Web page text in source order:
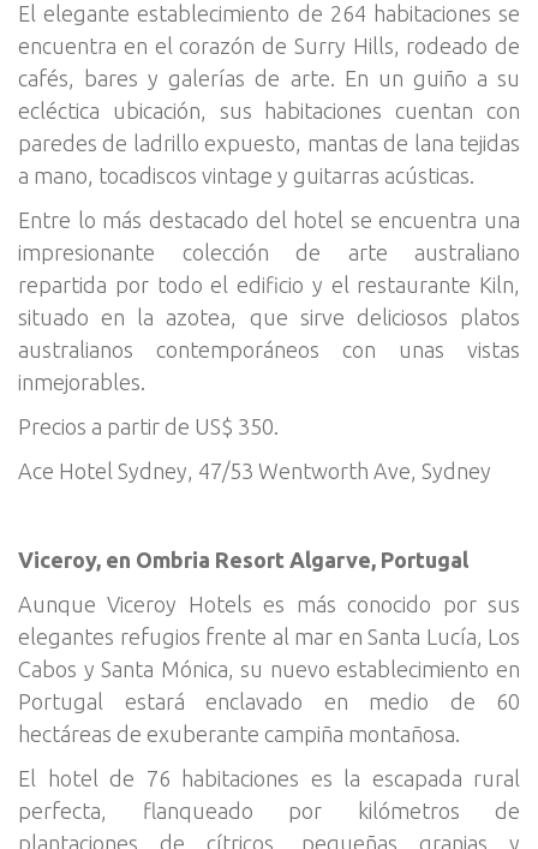
El elegante establecimiento de 264 habitaciones se
encuentra en el corazón de Surry Hills, rodeado de
cafés, bares y galerías de arte. En un guiño a su
ecléctica ubicación, sus habitaciones cuentan con
paredes de ladrillo expuesto, mantas de lana tejidas
a mano, tocadiscos vintage y guitarras acústicas.
Entre lo más destacado del hotel se encuentra una
impresionante colección de arte australiano
repartida por todo el edificio y el restaurante Kiln,
situado en la azotea, que sirve deliciosos platos
australianos contemporáneos con unas vistas
inmejorables.
Precios a partir de US$ 350.
Ace Hotel Sydney, 47/53 Wentworth Ave, Sydney
Viceroy, en Ombria Resort Algarve, Portugal
Aunque Viceroy Hotels es más conocido por sus
elegantes refugios frente al mar en Santa Lucía, Los
Cabos y Santa Mónica, su nuevo establecimiento en
Portugal estará enclavado en medio de 60
hectáreas de exuberante campiña montañosa.
El hotel de 76 habitaciones es la escapada rural
perfecta, flanqueado por kilómetros de
plantaciones de cítricos, pequeñas granjas y